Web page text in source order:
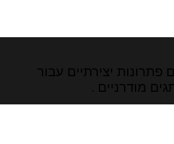
פתרונות יצירתיים עבור
מודרניים .